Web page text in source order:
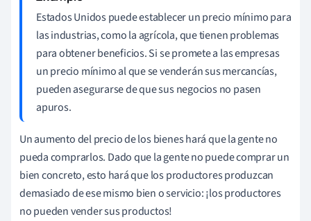
Estados Unidos puede establecer un precio mínimo para
las industrias, como la agrícola, que tienen problemas
para obtener beneficios. Si se promete a las empresas
un precio mínimo al que se venderán sus mercancías,
pueden asegurarse de que sus negocios no pasen
apuros.
Un aumento del precio de los bienes hará que la gente no
pueda comprarlos. Dado que la gente no puede comprar un
bien concreto, esto hará que los productores produzcan
demasiado de ese mismo bien o servicio: ¡los productores
no pueden vender sus productos!